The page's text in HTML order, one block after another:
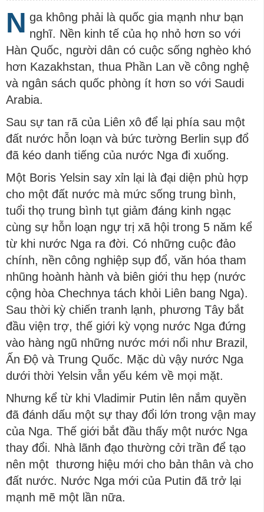
N ga không phải là quốc gia mạnh như bạn
nghĩ. Nền kinh tế của họ nhỏ hơn so với
Hàn Quốc, người dân có cuộc sống nghèo khó
hơn Kazakhstan, thua Phần Lan về công nghệ
và ngân sách quốc phòng ít hơn so với Saudi
Arabia.
Sau sự tan rã của Liên xô để lại phía sau một
đất nước hỗn loạn và bức tường Berlin sụp đổ
đã kéo danh tiếng của nước Nga đi xuống.
Một Boris Yelsin say xỉn lại là đại diện phù hợp
cho một đất nước mà mức sống trung bình,
tuổi thọ trung bình tụt giảm đáng kinh ngạc
cùng sự hỗn loạn ngự trị xã hội trong 5 năm kể
từ khi nước Nga ra đời. Có những cuộc đảo
chính, nền công nghiệp sụp đổ, văn hóa tham
nhũng hoành hành và biên giới thu hẹp (nước
cộng hòa Chechnya tách khỏi Liên bang Nga).
Sau thời kỳ chiến tranh lạnh, phương Tây bắt
đầu viện trợ, thế giới kỳ vọng nước Nga đứng
vào hàng ngũ những nước mới nổi như Brazil,
Ấn Độ và Trung Quốc. Mặc dù vậy nước Nga
dưới thời Yelsin vẫn yếu kém về mọi mặt.
Nhưng kể từ khi Vladimir Putin lên nắm quyền
đã đánh dấu một sự thay đổi lớn trong vận may
của Nga. Thế giới bắt đầu thấy một nước Nga
thay đổi. Nhà lãnh đạo thường cởi trần để tạo
nên một thương hiệu mới cho bản thân và cho
đất nước. Nước Nga mới của Putin đã trở lại
mạnh mẽ một lần nữa.